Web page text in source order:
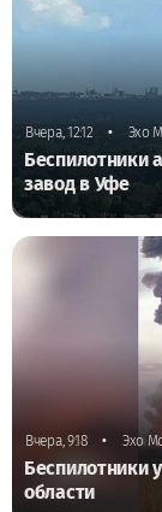
Вчера, 12:12 • Эхо
Беспилотники
завод в Уфе
Вчера, 9:18 • Эхо
Беспилотники
области